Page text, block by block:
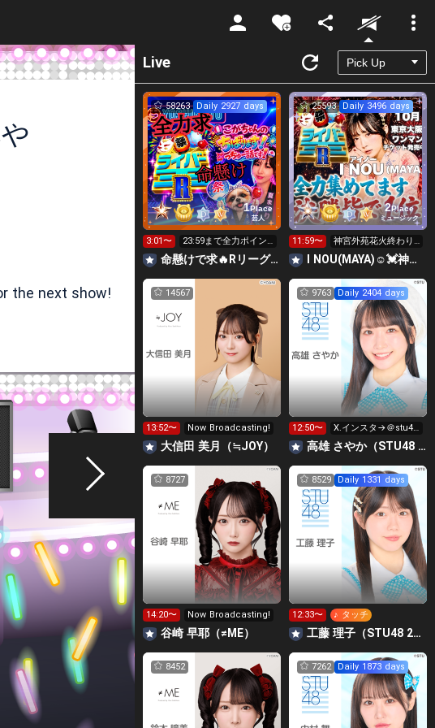
Unmute
the next show!
Live
1Place
芸人
58263 Daily 2927 days
3:01〜
23:59まで全力ポイン
ト勝負🔥R👑12時～投
げ可
命懸けで求🔥Rリーグ👑夏祭実行委員長🎆こがちゃんのちばります
2Place
ミュージック
25593 Daily 3496 days
11:59〜
神宮外苑花火終わり
ました🙏24時迄全力
ランキング
I NOU(MAYA)☺︎︎︎︎💓神宮外苑花火大会当日‼️
14567
13:52〜 Now Broadcasting!
大信田 美月（≒JOY）
9763 Daily 2404 days
12:50〜
X.インスタ→＠stu48
_sayan
高雄 さやか（STU48 2期生）
8727
14:20〜 Now Broadcasting!
谷崎 早耶（≠ME）
8529 Daily 1331 days
12:33〜 ♪ タッチ
工藤 理子（STU48 2期生）
8452 7262 Daily 1873 days